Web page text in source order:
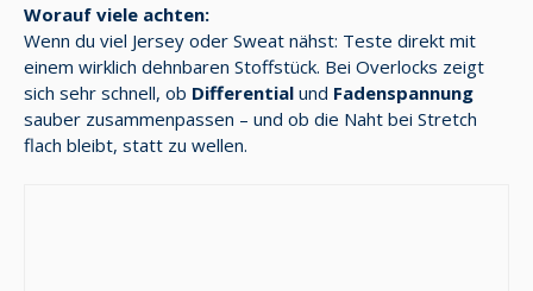
Worauf viele achten:
Wenn du viel Jersey oder Sweat nähst: Teste direkt mit
einem wirklich dehnbaren Stoffstück. Bei Overlocks zeigt
sich sehr schnell, ob Differential und Fadenspannung
sauber zusammenpassen – und ob die Naht bei Stretch
flach bleibt, statt zu wellen.